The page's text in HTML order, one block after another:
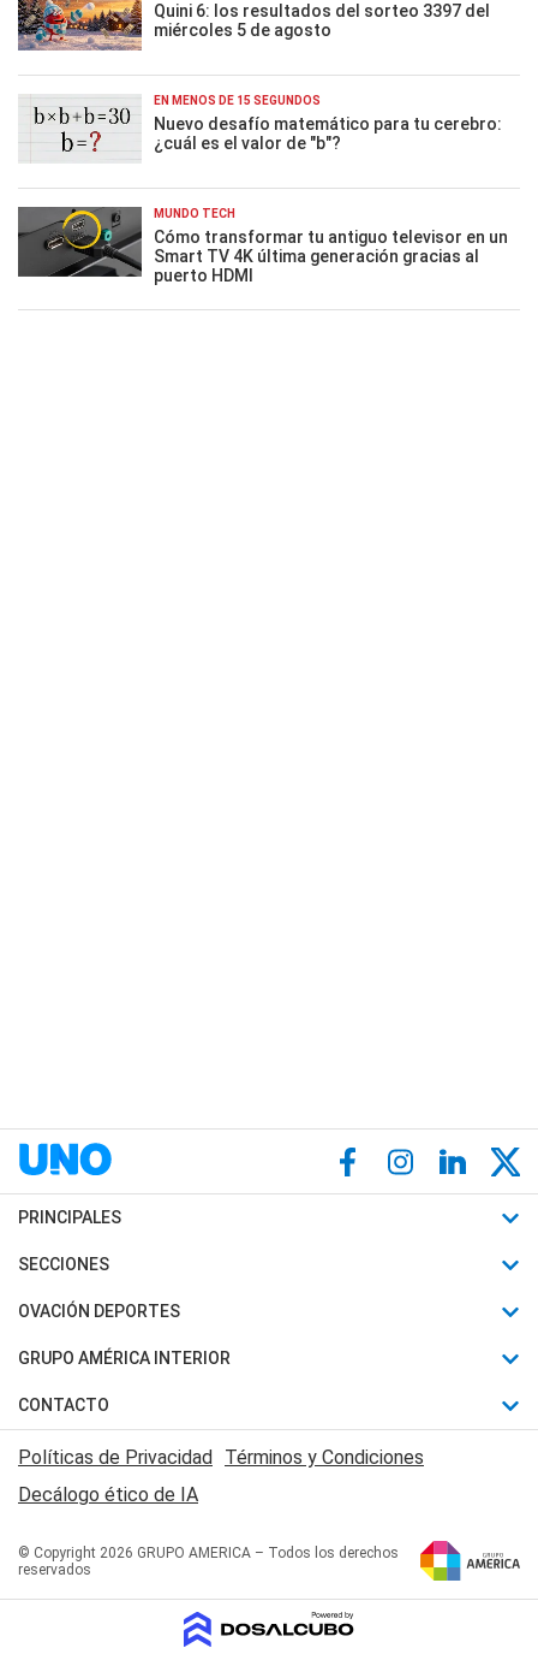
Quini 6: los resultados del sorteo 3397 del
miércoles 5 de agosto
EN MENOS DE 15 SEGUNDOS
Nuevo desafío matemático para tu cerebro:
¿cuál es el valor de "b"?
MUNDO TECH
Cómo transformar tu antiguo televisor en un
Smart TV 4K última generación gracias al
puerto HDMI
PRINCIPALES
Últimas Noticias
Política
Judiciales
Economia
SECCIONES
Horóscopo
Motores
Trucos caseros
Series y Películas
Edictos y Solicitadas
OVACIÓN DEPORTES
Fútbol
Mundial
Automovilismo
Rugby
Básquet
GRUPO AMÉRICA INTERIOR
Canal 7 en Vivo
San Juan 8
CONTACTO
Acerca de Nosotros
Contactanos
Políticas de Privacidad Términos y Condiciones
Decálogo ético de IA
© Copyright 2026 GRUPO AMERICA – Todos los derechos
reservados